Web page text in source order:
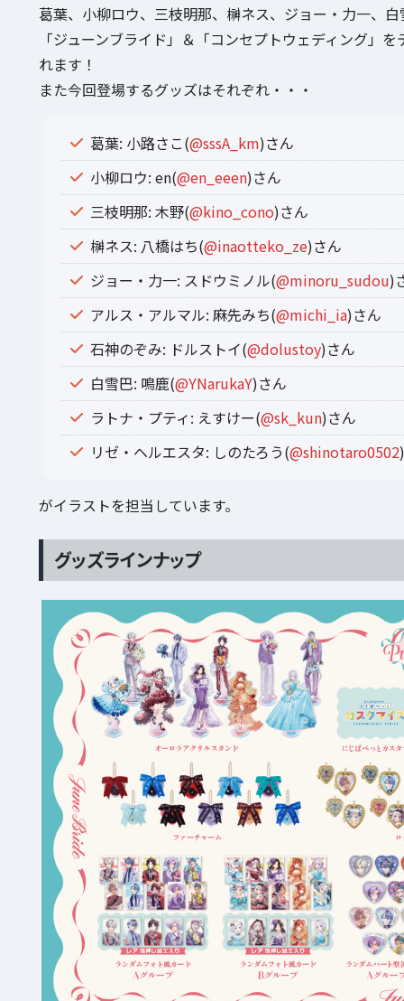
葛葉、小柳ロウ、三枝明那、榊ネス、ジョー・力一、
「ジューンブライド」＆「コンセプトウェディング」
れます！
また今回登場するグッズはそれぞれ・・・
葛葉: 小路さこ(@sssA_km)さん
小柳ロウ: en(@en_eeen)さん
三枝明那: 木野(@kino_cono)さん
榊ネス: 八橋はち(@inaotteko_ze)さん
ジョー・力一: スドウミノル(@minoru_sudou)
アルス・アルマル: 麻先みち(@michi_ia)さん
石神のぞみ: ドルストイ(@dolustoy)さん
白雪巴: 鳴鹿(@YNarukaY)さん
ラトナ・プティ: えすけー(@sk_kun)さん
リゼ・ヘルエスタ: しのたろう(@shinotaro0502
がイラストを担当しています。
グッズラインナップ